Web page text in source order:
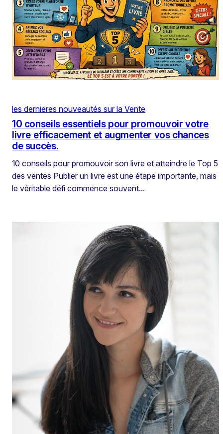
les dernieres nouveautés sur la Vente
10 conseils essentiels pour promouvoir votre
livre efficacement et augmenter vos chances
de succès.
10 conseils pour promouvoir son livre et atteindre le Top 5
des ventes Publier un livre est une étape importante, mais
le véritable défi commence souvent…